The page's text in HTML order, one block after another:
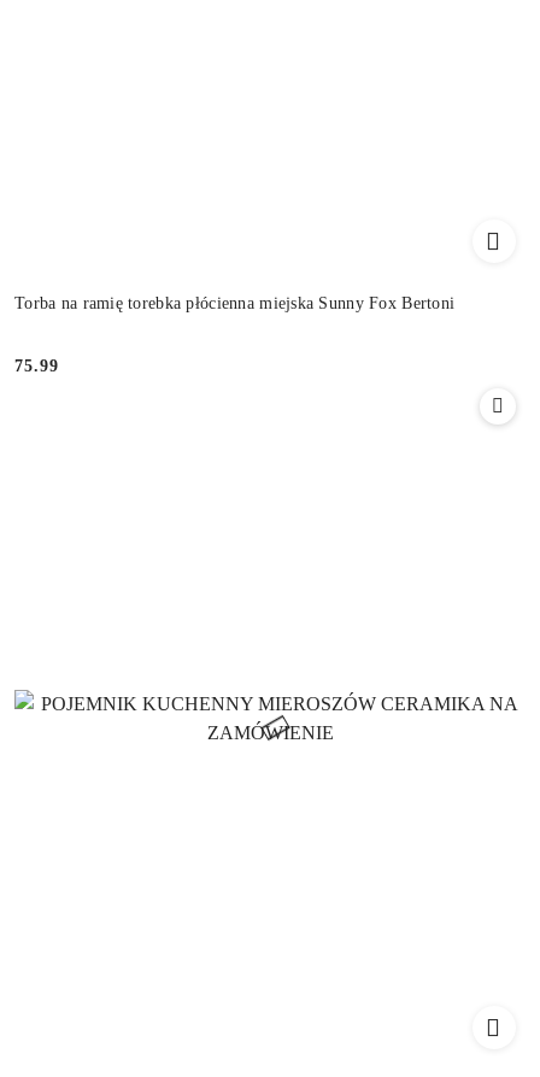
Torba na ramię torebka płócienna miejska Sunny Fox Bertoni
Cena:
75.99